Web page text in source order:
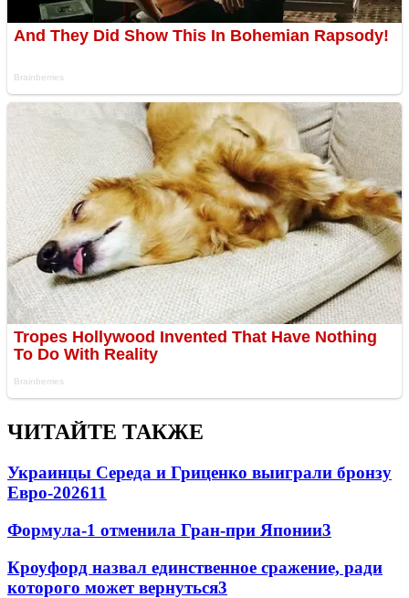
ЧИТАЙТЕ ТАКЖЕ
Украинцы Середа и Гриценко выиграли бронзу
Евро-202611
Формула-1 отменила Гран-при Японии3
Кроуфорд назвал единственное сражение, ради
которого может вернуться3